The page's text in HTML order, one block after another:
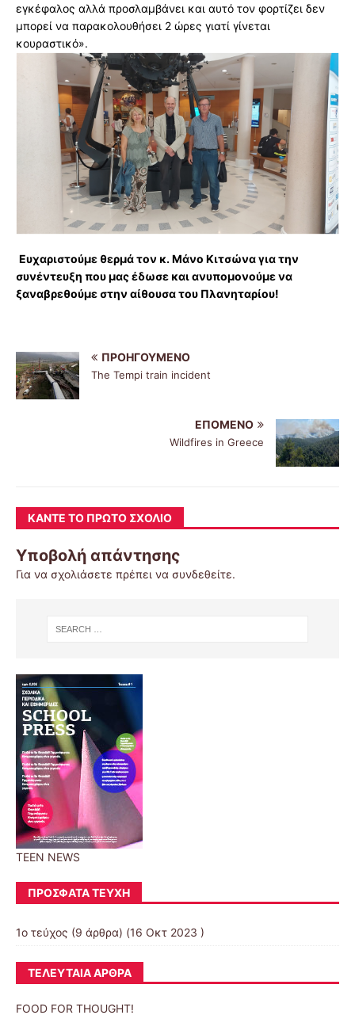
εγκέφαλος αλλά προσλαμβάνει και αυτό τον φορτίζει δεν
μπορεί να παρακολουθήσει 2 ώρες γιατί γίνεται
κουραστικό».
Ευχαριστούμε θερμά τον κ. Μάνο Κιτσώνα για την
συνέντευξη που μας έδωσε και ανυπομονούμε να
ξαναβρεθούμε στην αίθουσα του Πλανηταρίου!
ΠΡΟΗΓΟΎΜΕΝΟ
The Tempi train incident
ΕΠΌΜΕΝΟ
Wildfires in Greece
ΚΆΝΤΕ ΤΟ ΠΡΏΤΟ ΣΧΌΛΙΟ
Υποβολή απάντησης
Για να σχολιάσετε πρέπει να συνδεθείτε.
TEEN NEWS
ΠΡΌΣΦΑΤΑ ΤΕΎΧΗ
1ο τεύχος (9 άρθρα) (16 Οκτ 2023 )
ΤΕΛΕΥΤΑΊΑ ΆΡΘΡΑ
FOOD FOR THOUGHT!